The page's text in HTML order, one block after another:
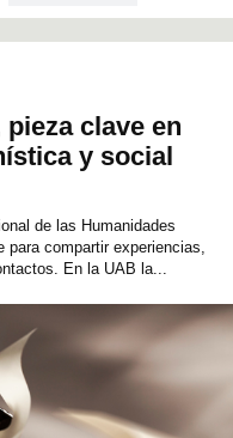
clave en
y social
de las Humanidades
para compartir experiencias,
En la UAB la...